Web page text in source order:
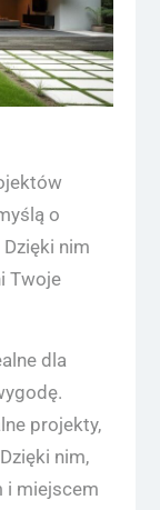
o
nim
Twoje
dla
projekty,
nim,
i miejscem